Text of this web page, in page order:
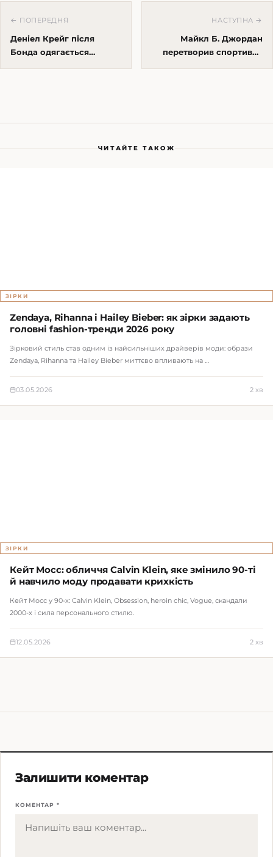
← ПОПЕРЕДНЯ
Деніел Крейг після
Бонда одягається
НАСТУПНА →
Майкл Б. Джордан
перетворив спортивне
ЧИТАЙТЕ ТАКОЖ
ЗІРКИ
Zendaya, Rihanna і Hailey Bieber: як зірки задають
головні fashion-тренди 2026 року
Зірковий стиль став одним із найсильніших драйверів моди: образи
Zendaya, Rihanna та Hailey Bieber миттєво впливають на …
03.05.2026 2 хв
ЗІРКИ
Кейт Мосс: обличчя Calvin Klein, яке змінило 90-ті
й навчило моду продавати крихкість
Кейт Мосс у 90-х: Calvin Klein, Obsession, heroin chic, Vogue, скандали
2000-х і сила персонального стилю.
12.05.2026 2 хв
Залишити коментар
КОМЕНТАР *